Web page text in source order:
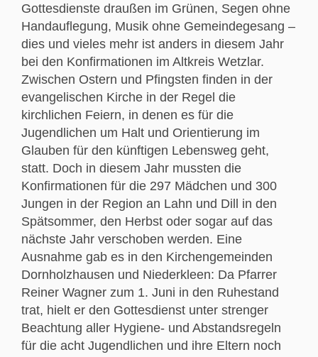
Gottesdienste draußen im Grünen, Segen ohne
Handauflegung, Musik ohne Gemeindegesang –
dies und vieles mehr ist anders in diesem Jahr
bei den Konfirmationen im Altkreis Wetzlar.
Zwischen Ostern und Pfingsten finden in der
evangelischen Kirche in der Regel die
kirchlichen Feiern, in denen es für die
Jugendlichen um Halt und Orientierung im
Glauben für den künftigen Lebensweg geht,
statt. Doch in diesem Jahr mussten die
Konfirmationen für die 297 Mädchen und 300
Jungen in der Region an Lahn und Dill in den
Spätsommer, den Herbst oder sogar auf das
nächste Jahr verschoben werden. Eine
Ausnahme gab es in den Kirchengemeinden
Dornholzhausen und Niederkleen: Da Pfarrer
Reiner Wagner zum 1. Juni in den Ruhestand
trat, hielt er den Gottesdienst unter strenger
Beachtung aller Hygiene- und Abstandsregeln
für die acht Jugendlichen und ihre Eltern noch